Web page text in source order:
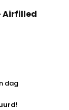
Airfilled
dag